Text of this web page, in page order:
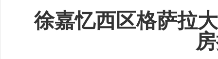
徐嘉忆西区格萨拉